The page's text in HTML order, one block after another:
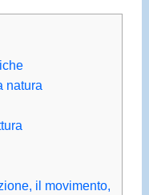
natura
il movimento,